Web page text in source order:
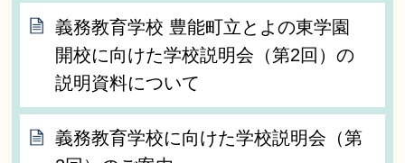
義務教育学校 豊能町立とよの東学園
開校に向けた学校説明会（第2回）の
説明資料について
義務教育学校に向けた学校説明会（第